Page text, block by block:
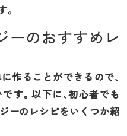
ーのおすすめレ
作ることができるので、
す。以下に、初心者でも
ーのレシピをいくつか紹